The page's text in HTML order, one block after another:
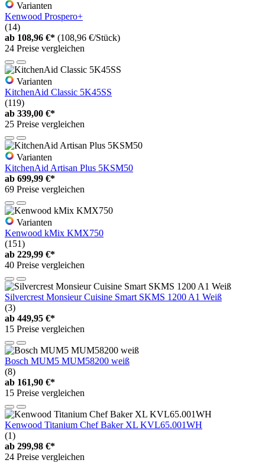
Varianten
Kenwood Prospero+
(14)
ab 108,96 €* (108,96 €/Stück)
24 Preise vergleichen
Varianten
KitchenAid Classic 5K45SS
(119)
ab 339,00 €*
25 Preise vergleichen
Varianten
KitchenAid Artisan Plus 5KSM50
ab 699,99 €*
69 Preise vergleichen
Varianten
Kenwood kMix KMX750
(151)
ab 229,99 €*
40 Preise vergleichen
Silvercrest Monsieur Cuisine Smart SKMS 1200 A1 Weiß
(3)
ab 449,95 €*
15 Preise vergleichen
Bosch MUM5 MUM58200 weiß
(8)
ab 161,90 €*
15 Preise vergleichen
Kenwood Titanium Chef Baker XL KVL65.001WH
(1)
ab 299,98 €*
24 Preise vergleichen